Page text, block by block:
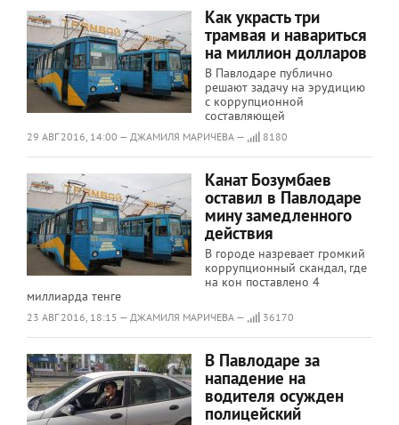
Как украсть три
трамвая и навариться
на миллион долларов
В Павлодаре публично
решают задачу на эрудицию
с коррупционной
составляющей
29 АВГ 2016, 14:00 — ДЖАМИЛЯ МАРИЧЕВА — 8180
Канат Бозумбаев
оставил в Павлодаре
мину замедленного
действия
В городе назревает громкий
коррупционный скандал, где
на кон поставлено 4
миллиарда тенге
23 АВГ 2016, 18:15 — ДЖАМИЛЯ МАРИЧЕВА — 36170
В Павлодаре за
нападение на
водителя осужден
полицейский